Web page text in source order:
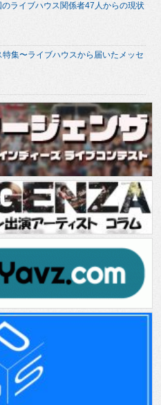
ライブハウス関係者47人からの現状
集〜ライブハウスから届いたメッセ